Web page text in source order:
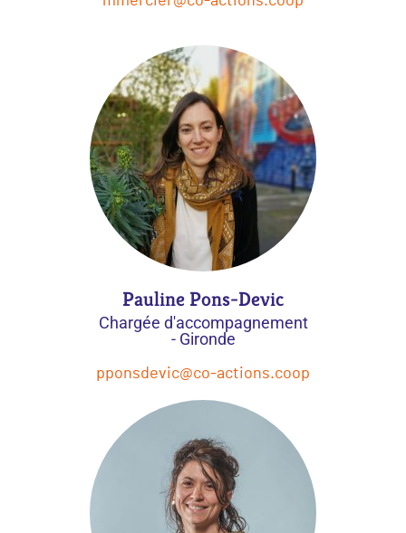
Pauline Pons-Devic
Chargée d'accompagnement
- Gironde
pponsdevic@co-actions.coop